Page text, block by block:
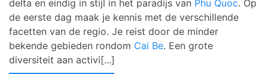
delta en eindig in stijl in het paradijs van Phu Quoc. Op
de eerste dag maak je kennis met de verschillende
facetten van de regio. Je reist door de minder
bekende gebieden rondom Cai Be. Een grote
diversiteit aan activi[...]